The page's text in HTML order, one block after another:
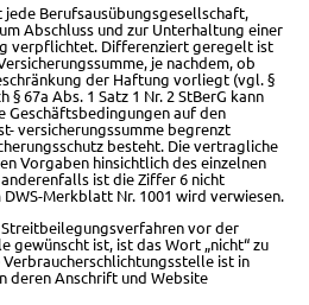
jede Berufsausübungsgesellschaft,
Abschluss und zur Unterhaltung einer
verpflichtet. Differenziert geregelt ist
je nachdem, ob
der Haftung vorliegt (vgl. §
§ 67a Abs. 1 Satz 1 Nr. 2 StBerG kann
Geschäftsbedingungen auf den
versicherungssumme begrenzt
besteht. Die vertragliche
Vorgaben hinsichtlich des einzelnen
ist die Ziffer 6 nicht
Merkblatt Nr. 1001 wird verwiesen.
vor der
gewünscht ist, ist das Wort „nicht“ zu
Verbraucherschlichtungsstelle ist in
deren Anschrift und Website